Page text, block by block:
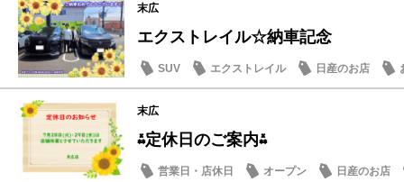
末広
エクストレイル☆納車記念
SUV エクストレイル 日産のお店
末広
⁂定休日のご案内⁂
営業日・店休日 オープン 日産のお店